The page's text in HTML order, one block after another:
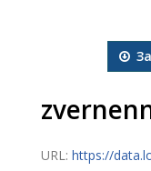
URL: https://data.loda.gov.ua/dataset/